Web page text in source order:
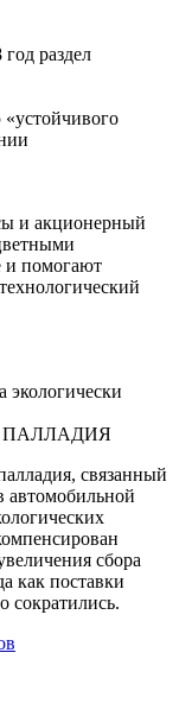
раздел
и акционерный
и помогают
экологически
связанный
автомобильной
сбора
как поставки
сократились.